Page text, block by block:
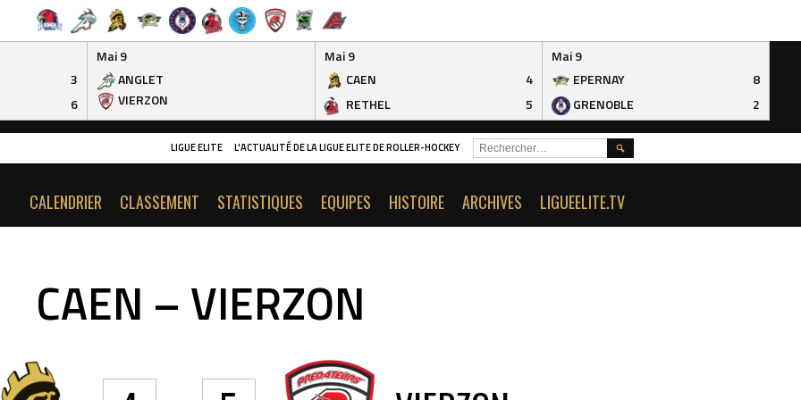
3
6
Mai 9
ANGLET
VIERZON
Mai 9
CAEN
4
RETHEL
5
Mai 9
EPERNAY
8
GRENOBLE
2
LIGUE ELITE L'ACTUALITÉ DE LA LIGUE ELITE DE ROLLER-HOCKEY
CALENDRIER CLASSEMENT STATISTIQUES EQUIPES HISTOIRE ARCHIVES LIGUEELITE.TV
RECHERCHER :
CAEN – VIERZON